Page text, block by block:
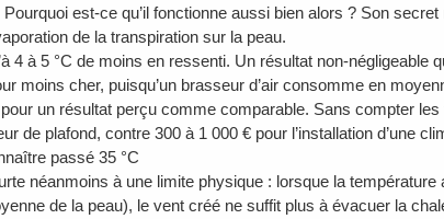
est-ce qu’il fonctionne aussi bien alors ? Son
de la transpiration sur la peau.
4 à 5 °C de moins en ressenti. Un résultat non-négligeable
moins cher, puisqu’un brasseur d’air consomme en
un résultat perçu comme comparable. Sans compter
de plafond, contre 300 à 1 000 € pour l’installation d’une
passé 35 °C
néanmoins à une limite physique : lorsque la
de la peau), le vent créé ne suffit plus à évacuer la